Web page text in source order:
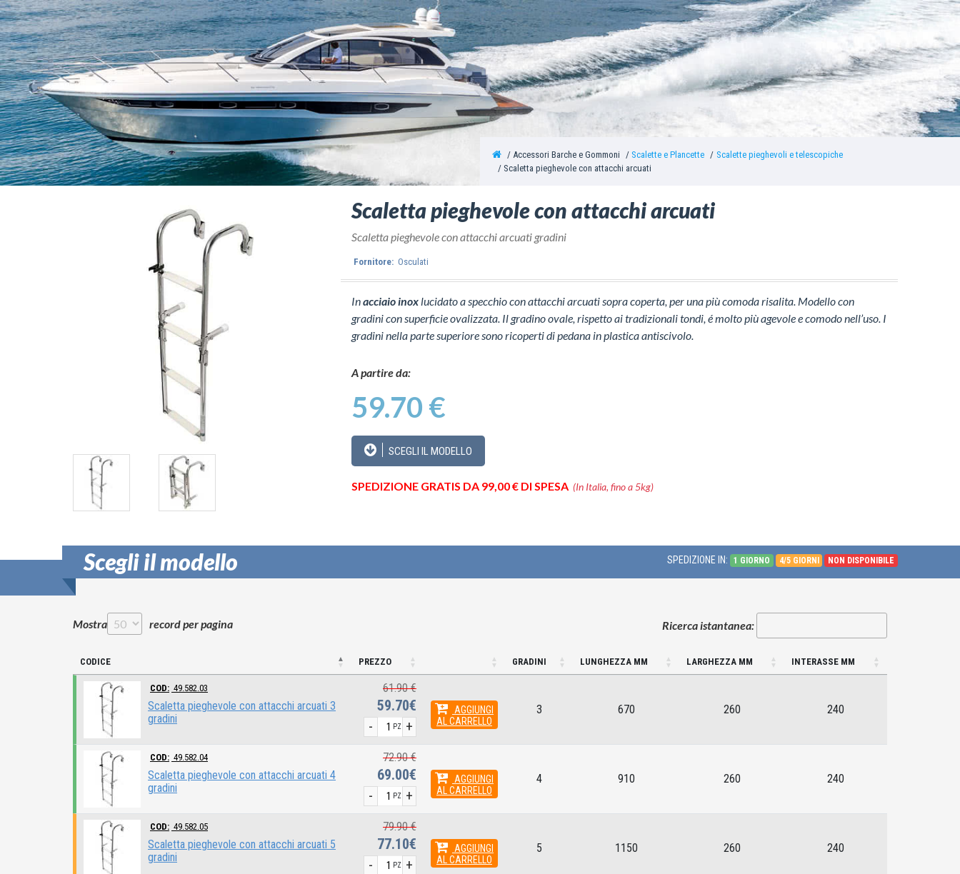
Accessori Barche e Gommoni Scalette e Plancette
Scalette pieghevoli e telescopiche
Scaletta pieghevole con attacchi arcuati
Scaletta pieghevole con attacchi arcuati
Scaletta pieghevole con attacchi arcuati gradini
Fornitore: Osculati
Inacciaio inox lucidato a specchio con attacchi arcuati sopra coperta, per una più comoda risalita. Modello con
gradini con superficie ovalizzata. Il gradino ovale, rispetto ai tradizionali tondi, é molto più agevole e comodo nell’uso. I
gradini nella parte superiore sono ricoperti di pedana in plastica antiscivolo.
A partire da:
59.70 €
SCEGLI IL MODELLO
SPEDIZIONE GRATIS DA 99,00 € DI SPESA (In Italia, fino a 5kg)
Scegli il modello SPEDIZIONE IN: 1 GIORNO 4/5 GIORNI NON DISPONIBILE
Mostra record per pagina Ricerca istantanea:
CODICE PREZZO GRADINI LUNGHEZZA MM LARGHEZZA MM INTERASSE MM
COD: 49.582.03
Scaletta pieghevole con attacchi arcuati 3
gradini
61.90 €
59.70€
+
- PZ
AGGIUNGI
AL CARRELLO
3 670 260 240
COD: 49.582.04
Scaletta pieghevole con attacchi arcuati 4
gradini
72.90 €
69.00€
+
- PZ
AGGIUNGI
AL CARRELLO
4 910 260 240
COD: 49.582.05
Scaletta pieghevole con attacchi arcuati 5
gradini
79.90 €
77.10€
+
- PZ
AGGIUNGI
AL CARRELLO
5 1150 260 240